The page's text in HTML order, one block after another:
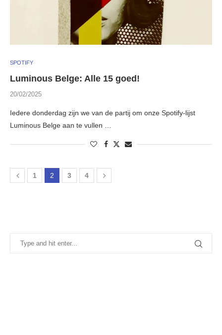
SPOTIFY
Luminous Belge: Alle 15 goed!
20/02/2025
Iedere donderdag zijn we van de partij om onze Spotify-lijst
Luminous Belge aan te vullen …
1 2 3 4